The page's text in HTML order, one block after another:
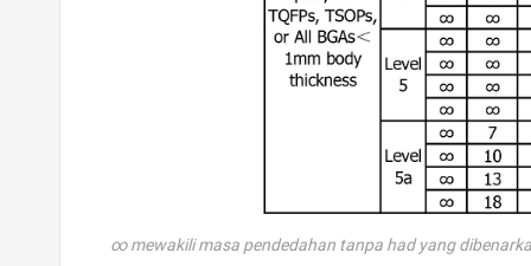
∞ mewakili masa pendedahan tanpa had yang